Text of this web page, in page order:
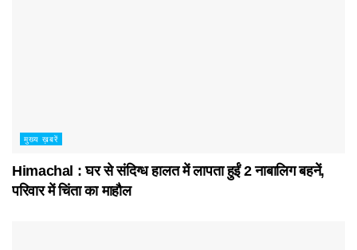
मुख्य ख़बरें
Himachal : घर से संदिग्ध हालत में लापता हुईं 2 नाबालिग बहनें,
परिवार में चिंता का माहौल